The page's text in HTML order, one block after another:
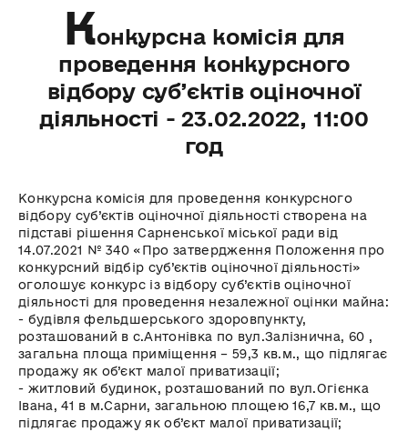
Конкурсна комісія для
проведення конкурсного
відбору суб’єктів оціночної
діяльності - 23.02.2022, 11:00
год
Конкурсна комісія для проведення конкурсного
відбору суб’єктів оціночної діяльності створена на
підставі рішення Сарненської міської ради від
14.07.2021 № 340 «Про затвердження Положення про
конкурсний відбір суб’єктів оціночної діяльності»
оголошує конкурс із відбору суб’єктів оціночної
діяльності для проведення незалежної оцінки майна:
- будівля фельдшерського здоровпункту,
розташований в с.Антонівка по вул.Залізнична, 60 ,
загальна площа приміщення – 59,3 кв.м., що підлягає
продажу як об’єкт малої приватизації;
- житловий будинок, розташований по вул.Огієнка
Івана, 41 в м.Сарни, загальною площею 16,7 кв.м., що
підлягає продажу як об’єкт малої приватизації;